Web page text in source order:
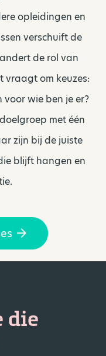
opleidingen en
verschuift de
de rol van
vraagt om keuzes:
wie ben je er?
met één
zijn bij de juiste
blijft hangen en
die